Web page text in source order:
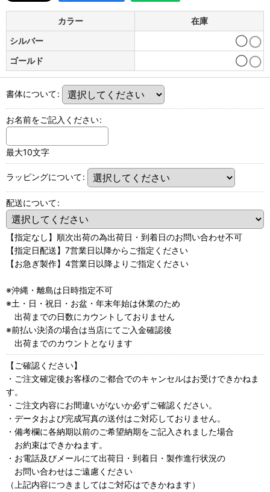
カラー
在庫
シルバー
◯
ゴールド
◯
書体について:
お名前をご記入ください:
最大10文字
ラッピングについて:
配送について:
【指定なし】順次出荷の為出荷日・到着日のお問い合わせ不可
【指定日配送】7営業日以降からご指定ください
【お急ぎ製作】4営業日以降よりご指定ください
※沖縄・離島は日時指定不可
※土・日・祝日・お盆・年末年始は休業のため
出荷までの日数にカウントしておりません
※前払い決済の場合は当店にてご入金確認後
出荷までのカウントとなります
【ご確認ください】
・ご注文確定後お客様のご都合でのキャンセルはお受けできかねま
す。
・ご注文内容にお間違いがないか必ずご確認ください。
・データおよび完成写真の送付はご対応しておりません。
・備考欄に各納期以前のご希望納期をご記入されました場合
お約束はできかねます。
・お電話及びメールにて出荷日・到着日・製作進行状況の
お問い合わせはご遠慮ください
（上記内容につきましてはご対応はできかねます）